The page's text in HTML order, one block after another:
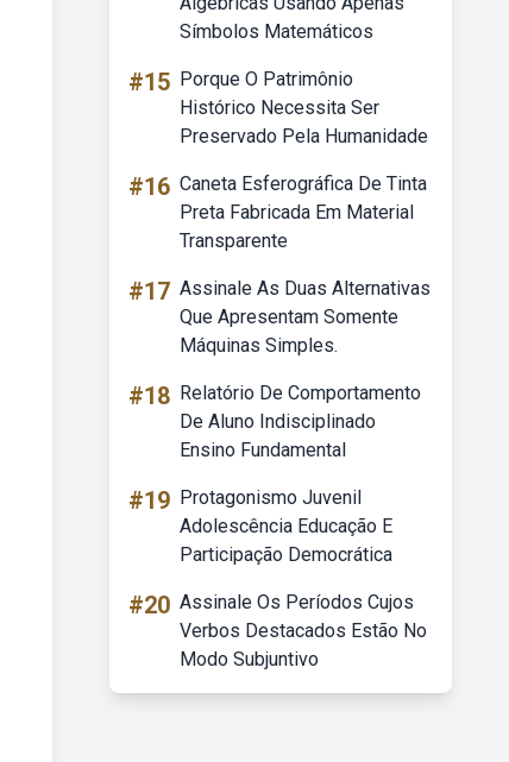
Símbolos Matemáticos
#15 Porque O Patrimônio
Histórico Necessita Ser
Preservado Pela Humanidade
#16 Caneta Esferográfica De Tinta
Preta Fabricada Em Material
Transparente
#17 Assinale As Duas Alternativas
Que Apresentam Somente
Máquinas Simples.
#18 Relatório De Comportamento
De Aluno Indisciplinado
Ensino Fundamental
#19 Protagonismo Juvenil
Adolescência Educação E
Participação Democrática
#20 Assinale Os Períodos Cujos
Verbos Destacados Estão No
Modo Subjuntivo